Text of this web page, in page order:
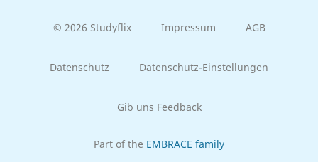
© 2026 Studyflix Impressum AGB
Datenschutz Datenschutz-Einstellungen
Gib uns Feedback
Part of the EMBRACE family